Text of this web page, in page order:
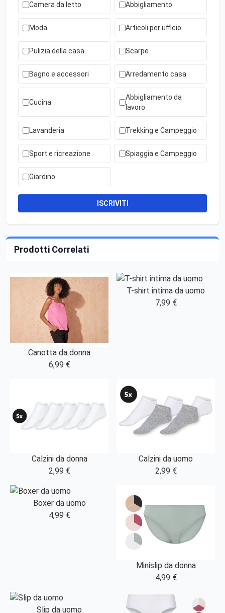
Camera da letto Abbigliamento
Moda Articoli per ufficio
Pulizia della casa Scarpe
Bagno e accessori Arredamento casa
Cucina
Abbigliamento da
lavoro
Lavanderia Trekking e Campeggio
Sport e ricreazione Spiaggia e Campeggio
Giardino
ISCRIVITI
Prodotti Correlati
Canotta da donna
6,99 €
T-shirt intima da uomo
7,99 €
Calzini da donna
2,99 €
Calzini da uomo
2,99 €
Boxer da uomo
4,99 €
Minislip da donna
4,99 €
Slip da uomo